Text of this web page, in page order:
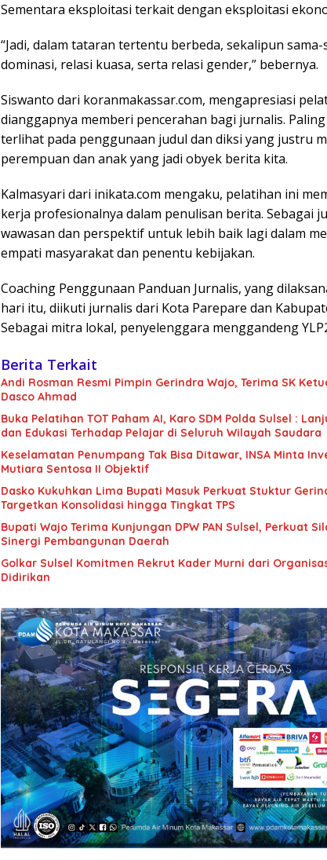
Sementara eksploitasi terkait dengan eksploitasi
“Jadi, dalam tataran tertentu berbeda, sekalipun sama-
dominasi, relasi kuasa, serta relasi gender,” bebernya.
Siswanto dari koranmakassar.com, mengapresiasi
dianggapnya memberi pencerahan bagi jurnalis.
terlihat pada penggunaan judul dan diksi yang justru
perempuan dan anak yang jadi obyek berita kita.
Kalmasyari dari inikata.com mengaku, pelatihan ini
kerja profesionalnya dalam penulisan berita. Sebagai
wawasan dan perspektif untuk lebih baik lagi dalam
empati masyarakat dan penentu kebijakan.
Coaching Penggunaan Panduan Jurnalis, yang
hari itu, diikuti jurnalis dari Kota Parepare dan
Sebagai mitra lokal, penyelenggara menggandeng
Berita Terkait
Andi Rosman Resmi Pimpin Gerindra Wajo, Terima SK
Dasco Ahmad
Buka Pelatihan TOT Paham AI, Karo SDM Polda Sulsel :
dan Edukasi Terhadap Pelajar di Seluruh Wilayah Saudara
Keselamatan Penumpang Tak Bisa Ditawar, INSA Minta
Mutiara Sentosa II Objektif
Dasko Kukuhkan Lima Bupati Masuk Perkuat Stuktur
Targetkan Konsolidasi hingga Tingkat TPS
Bupati Wajo Terima Kunjungan DPW PAN Sulsel, Perkuat
Sinergi Pembangunan Daerah
Golkar Sulsel Komitmen Rekrut Kader Murni dari
Didirikan